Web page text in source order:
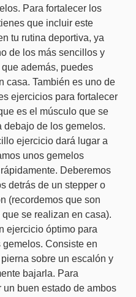
Para fortalecer los
que incluir este
tu rutina deportiva, ya
de los más sencillos y
además, puedes
casa. También es uno de
ejercicios para fortalecer
es el músculo que se
debajo de los gemelos.
ejercicio dará lugar a
unos gemelos
Deberemos
detrás de un stepper o
(recordemos que son
se realizan en casa).
ejercicio óptimo para
gemelos. Consiste en
sobre un escalón y
bajarla. Para
un buen estado de ambos